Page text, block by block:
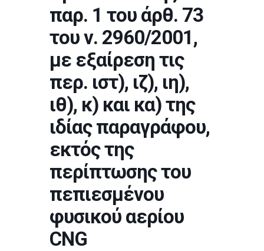
παρ. 1 του άρθ. 73
του ν. 2960/2001,
με εξαίρεση τις
περ. ιστ), ιζ), ιη),
ιθ), κ) και κα) της
ιδίας παραγράφου,
εκτός της
περίπτωσης του
πεπιεσμένου
φυσικού αερίου
CNG